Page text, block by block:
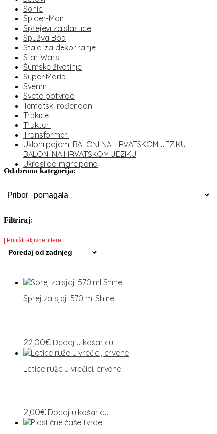
Sonic
Spider-Man
Sprejevi za slastice
Spužva Bob
Stalci za dekoriranje
Star Wars
Šumske životinje
Super Mario
Svemir
Sveta potvrda
Tematski rođendani
Trakice
Traktori
Transformeri
Ukloni pojam: BALONI NA HRVATSKOM JEZIKU
BALONI NA HRVATSKOM JEZIKU
Ukrasi od marcipana
Odabrana kategorija:
Filtriraj:
| Poništi aktivne filtere |
Rezultati:
Sprej za sjaj, 570 ml Shine
22,00€ Dodaj u košaricu
Latice ruže u vrećici, crvene
2,00€ Dodaj u košaricu